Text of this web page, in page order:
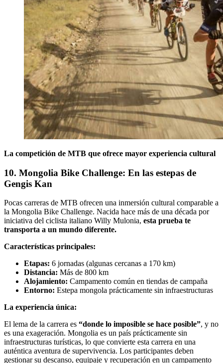
La competición de MTB que ofrece mayor experiencia cultural
10. Mongolia Bike Challenge: En las estepas de
Gengis Kan
Pocas carreras de MTB ofrecen una inmersión cultural comparable a
la Mongolia Bike Challenge. Nacida hace más de una década por
iniciativa del ciclista italiano Willy Mulonia, esta prueba te
transporta a un mundo diferente.
Características principales:
Etapas: 6 jornadas (algunas cercanas a 170 km)
Distancia: Más de 800 km
Alojamiento: Campamento común en tiendas de campaña
Entorno: Estepa mongola prácticamente sin infraestructuras
La experiencia única:
El lema de la carrera es “donde lo imposible se hace posible”, y no
es una exageración. Mongolia es un país prácticamente sin
infraestructuras turísticas, lo que convierte esta carrera en una
auténtica aventura de supervivencia. Los participantes deben
gestionar su descanso, equipaje y recuperación en un campamento